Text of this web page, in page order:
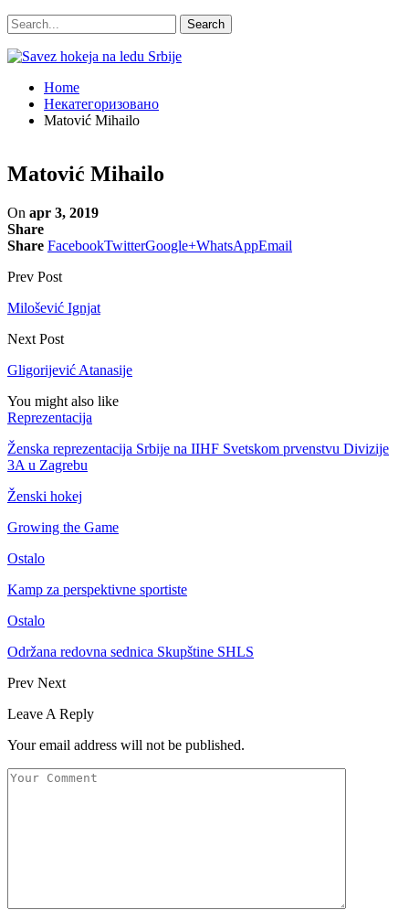
Home
Некатегоризовано
Matović Mihailo
Matović Mihailo
On apr 3, 2019
Share
Share FacebookTwitterGoogle+WhatsAppEmail
Prev Post
Milošević Ignjat
Next Post
Gligorijević Atanasije
You might also like
Reprezentacija
Ženska reprezentacija Srbije na IIHF Svetskom prvenstvu Divizije
3A u Zagrebu
Ženski hokej
Growing the Game
Ostalo
Kamp za perspektivne sportiste
Ostalo
Održana redovna sednica Skupštine SHLS
Prev Next
Leave A Reply
Your email address will not be published.